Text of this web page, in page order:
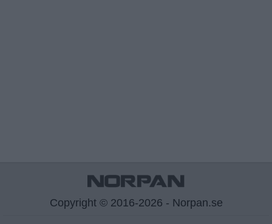
Copyright © 2016-2026 - Norpan.se